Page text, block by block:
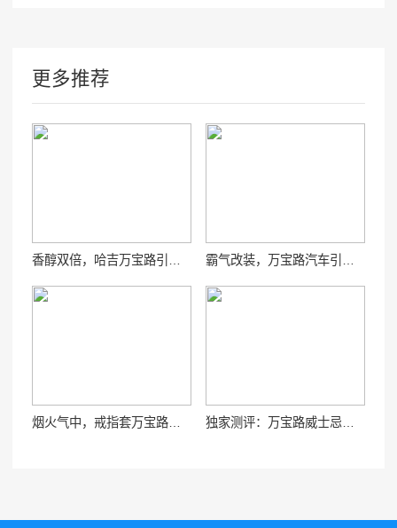
更多推荐
香醇双倍，哈吉万宝路引爆味蕾 霸气改装，万宝路汽车引领潮流
烟火气中，戒指套万宝路尽显奢华 独家测评：万宝路威士忌，让你回味无穷！